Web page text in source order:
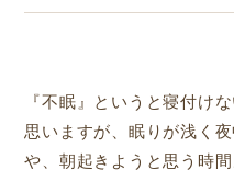
『不眠』というと寝付け
思いますが、眠りが浅く
や、朝起きようと思う時